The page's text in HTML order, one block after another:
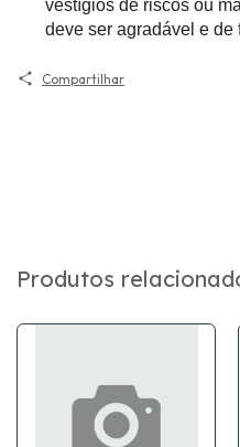
vestígios de riscos ou
deve ser agradável e de
Compartilhar
Produtos